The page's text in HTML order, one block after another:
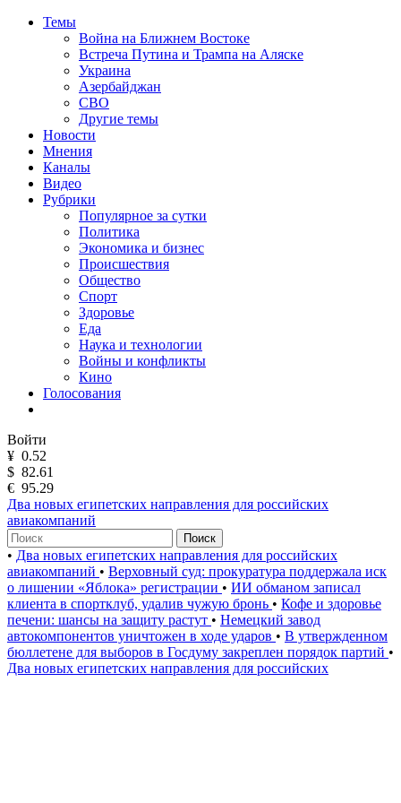
Темы
Война на Ближнем Востоке
Встреча Путина и Трампа на Аляске
Украина
Азербайджан
СВО
Другие темы
Новости
Мнения
Каналы
Видео
Рубрики
Популярное за сутки
Политика
Экономика и бизнес
Происшествия
Общество
Спорт
Здоровье
Еда
Наука и технологии
Войны и конфликты
Кино
Голосования
Войти
¥ 0.52
$ 82.61
€ 95.29
Два новых египетских направления для российских
авиакомпаний
Поиск
• Два новых египетских направления для российских
авиакомпаний • Верховный суд: прокуратура поддержала иск
о лишении «Яблока» регистрации • ИИ обманом записал
клиента в спортклуб, удалив чужую бронь • Кофе и здоровье
печени: шансы на защиту растут • Немецкий завод
автокомпонентов уничтожен в ходе ударов • В утвержденном
бюллетене для выборов в Госдуму закреплен порядок партий •
Два новых египетских направления для российских